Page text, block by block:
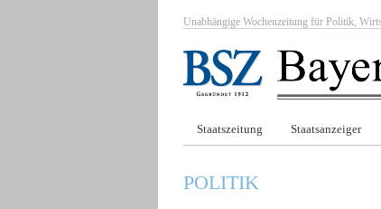
Unabhängige Wochenzeitung für Politik,
Staatszeitung Staatsanzeiger
POLITIK